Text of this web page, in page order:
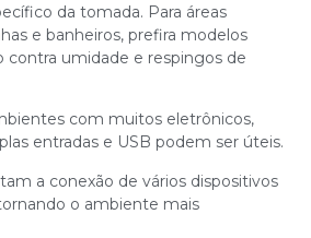
da tomada. Para áreas
e banheiros, prefira modelos
contra umidade e respingos de
com muitos eletrônicos,
entradas e USB podem ser úteis.
a conexão de vários dispositivos
o ambiente mais